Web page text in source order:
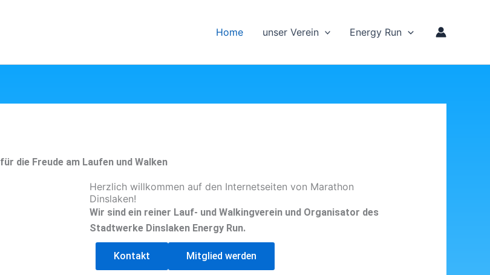
Home unser Verein Energy Run
für die Freude am Laufen und Walken
Herzlich willkommen auf den Internetseiten von Marathon
Dinslaken!
Wir sind ein reiner Lauf- und Walkingverein und Organisator des
Stadtwerke Dinslaken Energy Run.
Kontakt Mitglied werden